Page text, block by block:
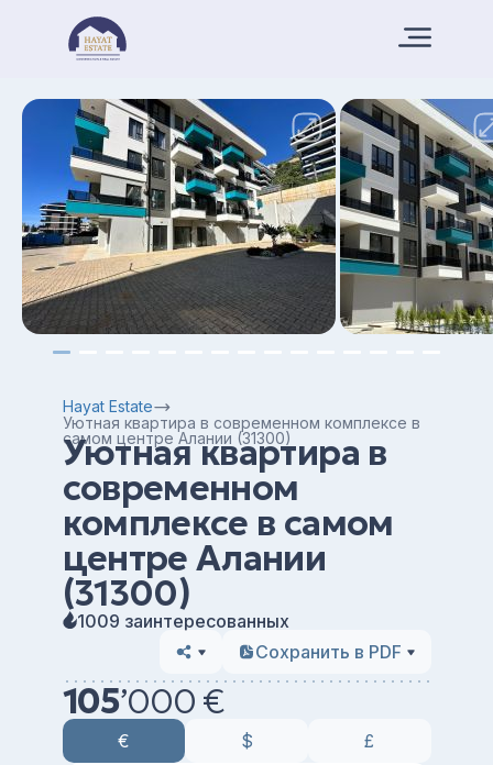
Hayat Estate
Уютная квартира в современном комплексе в
самом центре Алании (31300)
Уютная квартира в
современном
комплексе в самом
центре Алании
(31300)
1009 заинтересованных
Сохранить в PDF
105’000 €
€ $ £